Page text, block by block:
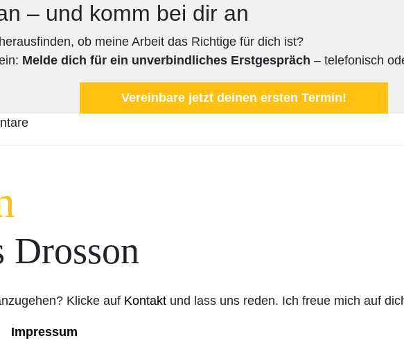
– und komm bei dir an
ob meine Arbeit das Richtige für dich ist?
Melde dich für ein unverbindliches Erstgespräch – telefonisch
Vereinbare jetzt deinen ersten Termin!
Drosson
Klicke auf Kontakt und lass uns reden. Ich freue mich auf
Impressum